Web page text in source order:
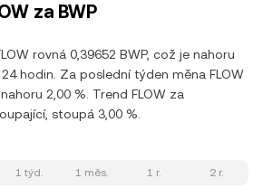
za BWP
rovná 0,39652 BWP, což je nahoru
hodin. Za poslední týden měna FLOW
2,00 %. Trend FLOW za
stoupá 3,00 %.
1 týd. 1 měs. 1 r. 2 r.